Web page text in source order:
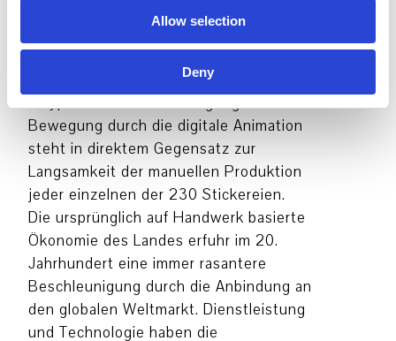
Allow selection
Deny
eine eher pessimistische Stimmung
erreicht, erinnert an die Figur des
Sisyphos. Die Beschleunigung der
Bewegung durch die digitale Animation
steht in direktem Gegensatz zur
Langsamkeit der manuellen Produktion
jeder einzelnen der 230 Stickereien.
Die ursprünglich auf Handwerk basierte
Ökonomie des Landes erfuhr im 20.
Jahrhundert eine immer rasantere
Beschleunigung durch die Anbindung an
den globalen Weltmarkt. Dienstleistung
und Technologie haben die